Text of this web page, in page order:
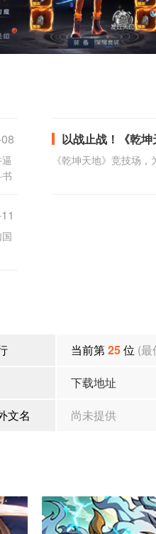
以战止战！《乾
《乾坤天地》竞技场
当前第25位 (最
下载地址
文名 尚未提供